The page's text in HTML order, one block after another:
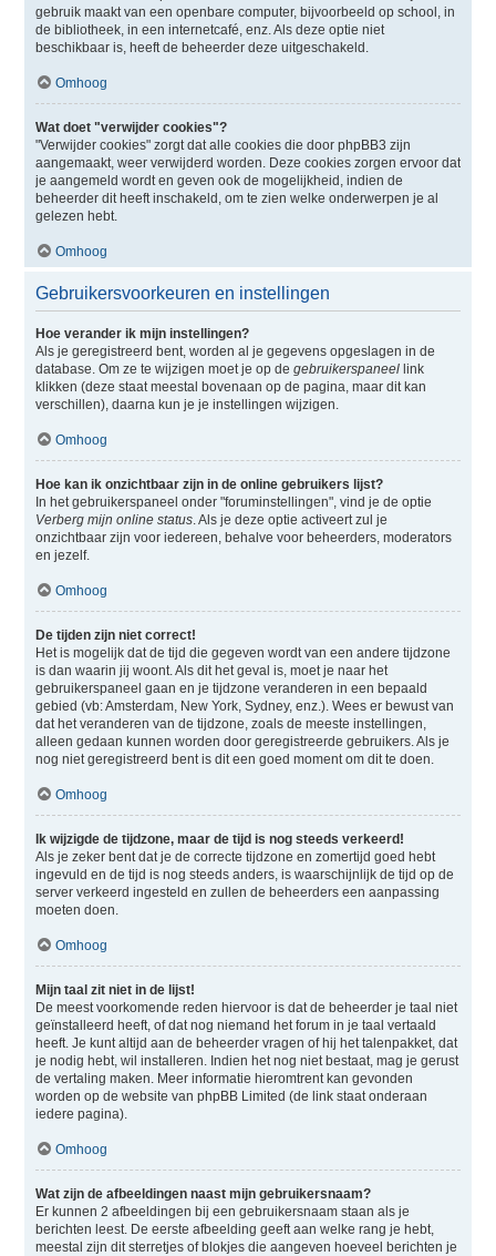
gebruik maakt van een openbare computer, bijvoorbeeld op school, in
de bibliotheek, in een internetcafé, enz. Als deze optie niet
beschikbaar is, heeft de beheerder deze uitgeschakeld.
Omhoog
Wat doet "verwijder cookies"?
"Verwijder cookies" zorgt dat alle cookies die door phpBB3 zijn
aangemaakt, weer verwijderd worden. Deze cookies zorgen ervoor dat
je aangemeld wordt en geven ook de mogelijkheid, indien de
beheerder dit heeft inschakeld, om te zien welke onderwerpen je al
gelezen hebt.
Omhoog
Gebruikersvoorkeuren en instellingen
Hoe verander ik mijn instellingen?
Als je geregistreerd bent, worden al je gegevens opgeslagen in de
database. Om ze te wijzigen moet je op de gebruikerspaneellink
klikken (deze staat meestal bovenaan op de pagina, maar dit kan
verschillen), daarna kun je je instellingen wijzigen.
Omhoog
Hoe kan ik onzichtbaar zijn in de online gebruikers lijst?
In het gebruikerspaneel onder "foruminstellingen", vind je de optie
Verberg mijn online status. Als je deze optie activeert zul je
onzichtbaar zijn voor iedereen, behalve voor beheerders, moderators
en jezelf.
Omhoog
De tijden zijn niet correct!
Het is mogelijk dat de tijd die gegeven wordt van een andere tijdzone
is dan waarin jij woont. Als dit het geval is, moet je naar het
gebruikerspaneel gaan en je tijdzone veranderen in een bepaald
gebied (vb: Amsterdam, New York, Sydney, enz.). Wees er bewust van
dat het veranderen van de tijdzone, zoals de meeste instellingen,
alleen gedaan kunnen worden door geregistreerde gebruikers. Als je
nog niet geregistreerd bent is dit een goed moment om dit te doen.
Omhoog
Ik wijzigde de tijdzone, maar de tijd is nog steeds verkeerd!
Als je zeker bent dat je de correcte tijdzone en zomertijd goed hebt
ingevuld en de tijd is nog steeds anders, is waarschijnlijk de tijd op de
server verkeerd ingesteld en zullen de beheerders een aanpassing
moeten doen.
Omhoog
Mijn taal zit niet in de lijst!
De meest voorkomende reden hiervoor is dat de beheerder je taal niet
geïnstalleerd heeft, of dat nog niemand het forum in je taal vertaald
heeft. Je kunt altijd aan de beheerder vragen of hij het talenpakket, dat
je nodig hebt, wil installeren. Indien het nog niet bestaat, mag je gerust
de vertaling maken. Meer informatie hieromtrent kan gevonden
worden op de website van phpBB Limited (de link staat onderaan
iedere pagina).
Omhoog
Wat zijn de afbeeldingen naast mijn gebruikersnaam?
Er kunnen 2 afbeeldingen bij een gebruikersnaam staan als je
berichten leest. De eerste afbeelding geeft aan welke rang je hebt,
meestal zijn dit sterretjes of blokjes die aangeven hoeveel berichten je